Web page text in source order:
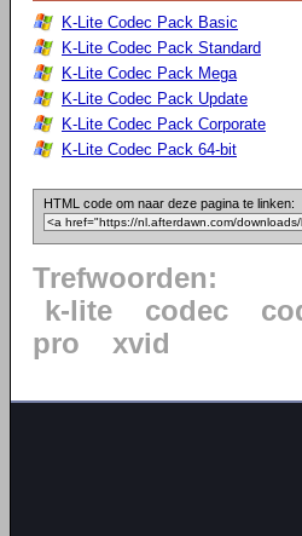
K-Lite Codec Pack Basic
K-Lite Codec Pack Standard
K-Lite Codec Pack Mega
K-Lite Codec Pack Update
K-Lite Codec Pack Corporate
K-Lite Codec Pack 64-bit
HTML code om naar deze pagina te linken:
Trefwoorden:
k-lite
codec
pro
xvid